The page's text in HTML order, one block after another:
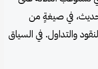
في صيغةٍ من
والتداول. في السياق